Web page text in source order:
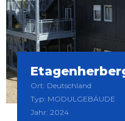
Ort: Deutschland
Typ: MODULGEBÄUDE
Jahr: 2024